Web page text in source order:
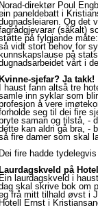
Norad-direktør Poul
paneldebatt i
Og det
(såkalt)
på fylgjande
vidt stort behov for
kunnskapslause på
vårt i
Kvinne-sjefar? Ja takk!
I haust fann altså tre
inn syklar som
å vere
seg til dei fire
bryte saman og tilstå, -
kan aldri gå bra, -
fire damer som skal
Dei fire hadde
Laurdagskveld på
Ein laurdagskveld i
skal skrive bok om
frå mitt tilhald øvst i
Hotell Ernst i